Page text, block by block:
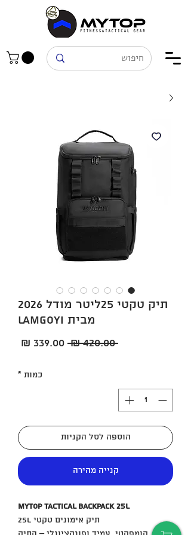
תיק טקטי 25ליטר מודל 2026
מבית LAMGOYI
‏420.00 ‏₪
מחיר
כמות *
הוספה לסל הקניות
קנייה מהירה
MYTOP TACTICAL BACKPACK 25L
תיק אימונים טקטי 25L